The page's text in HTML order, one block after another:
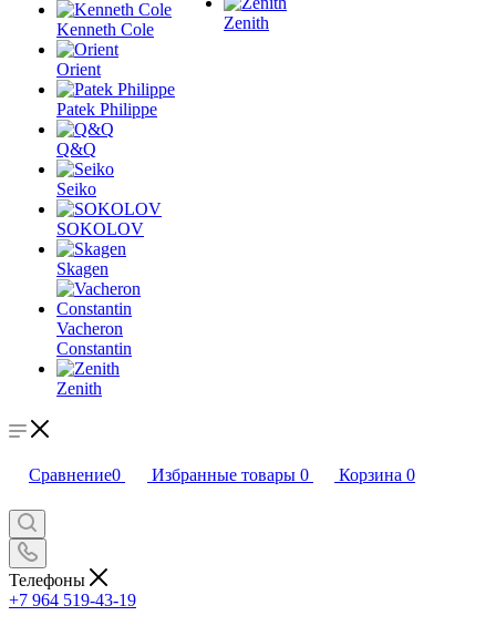
Kenneth Cole
Orient
Patek Philippe
Q&Q
Seiko
SOKOLOV
Skagen
Vacheron
Constantin
Zenith
Zenith
Сравнение0 Избранные товары 0 Корзина 0
Телефоны
+7 964 519-43-19